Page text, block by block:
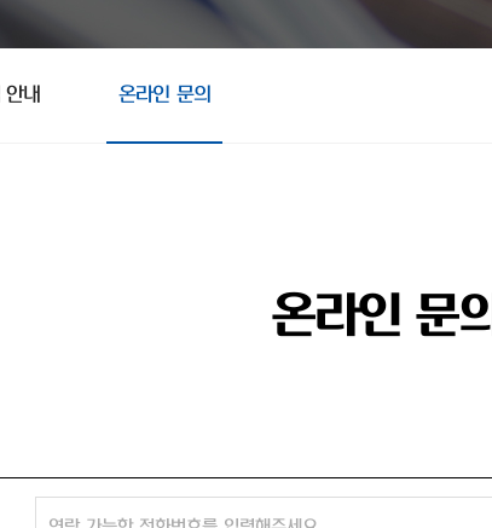
안내 온라인 문의
온라인 문의